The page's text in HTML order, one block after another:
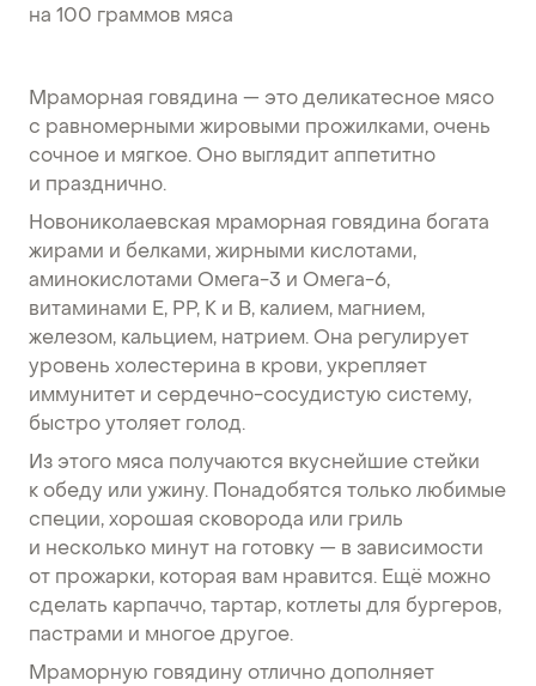
на 100 граммов мяса
Мраморная говядина — это деликатесное мясо
с равномерными жировыми прожилками, очень
сочное и мягкое. Оно выглядит аппетитно
и празднично.
Новониколаевская мраморная говядина богата
жирами и белками, жирными кислотами,
аминокислотами Омега-3 и Омега-6,
витаминами Е, РР, К и В, калием, магнием,
железом, кальцием, натрием. Она регулирует
уровень холестерина в крови, укрепляет
иммунитет и сердечно-сосудистую систему,
быстро утоляет голод.
Из этого мяса получаются вкуснейшие стейки
к обеду или ужину. Понадобятся только любимые
специи, хорошая сковорода или гриль
и несколько минут на готовку — в зависимости
от прожарки, которая вам нравится. Ещё можно
сделать карпаччо, тартар, котлеты для бургеров,
пастрами и многое другое.
Мраморную говядину отлично дополняет